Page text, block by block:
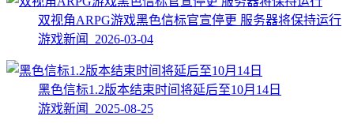
双视角ARPG游戏黑色信标官宣停更 服务器将保持运行
游戏新闻 2026-03-04
黑色信标1.2版本结束时间将延后至10月14日
游戏新闻 2025-08-25